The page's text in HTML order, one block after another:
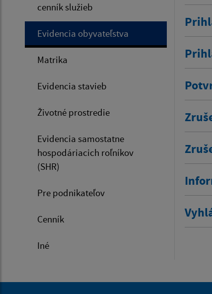
cenník služieb
Evidencia obyvateľstva
Matrika
Evidencia stavieb
Životné prostredie
Evidencia samostatne
hospodáriacich roľníkov
(SHR)
Pre podnikateľov
Cenník
Iné